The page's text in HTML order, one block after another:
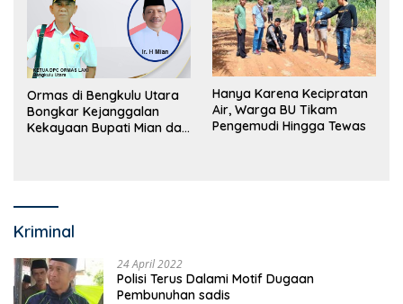
Ormas di Bengkulu Utara
Bongkar Kejanggalan
Kekayaan Bupati Mian dan
Hanya Karena Kecipratan
Air, Warga BU Tikam
Pengemudi Hingga Tewas
Kriminal
24 April 2022
Polisi Terus Dalami Motif Dugaan
Pembunuhan sadis